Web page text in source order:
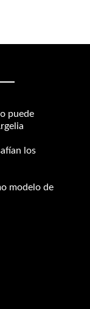
puede
los
modelo de